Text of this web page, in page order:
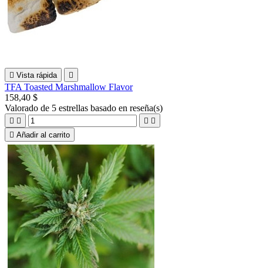
 Vista rápida 
TFA Toasted Marshmallow Flavor
158,40 $
Valorado de 5 estrellas basado en reseña(s)
   
 Añadir al carrito